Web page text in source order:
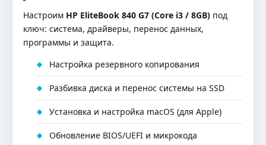
Настроим HP EliteBook 840 G7 (Core i3 / 8GB) под
ключ: система, драйверы, перенос данных,
программы и защита.
Настройка резервного копирования
Разбивка диска и перенос системы на SSD
Установка и настройка macOS (для Apple)
Обновление BIOS/UEFI и микрокода